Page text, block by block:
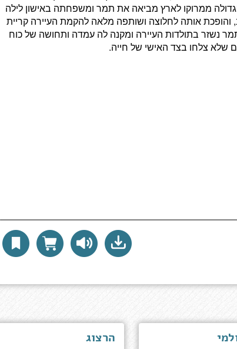
ממרוקו לארץ מביאה את תמר ומשפחתה באישון לילה
אותה לחלוצה ושותפה מלאה להקמת העיירה קריית
נשזר בתולדות העיירה ומקנה לה עמדה ותחושה של כוח
שלא צלחו בצד האישי של חייה.
הרצוג